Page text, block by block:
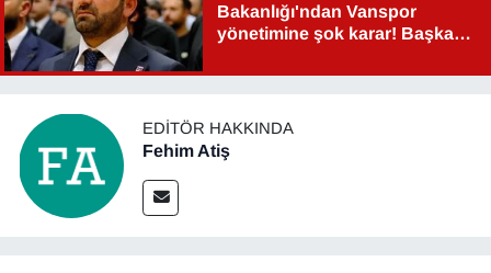
Bakanlığı'ndan Vanspor
yönetimine şok karar! Başkan
EDITÖR HAKKINDA
Fehim Atiş